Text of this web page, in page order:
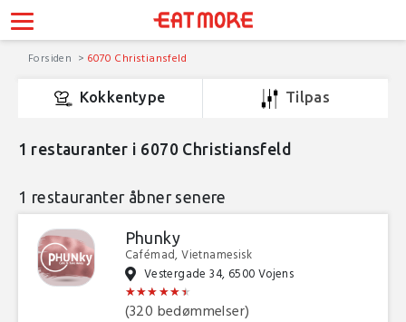
Forsiden 6070 Christiansfeld
Kokkentype Tilpas
1 restauranter i 6070 Christiansfeld
1 restauranter åbner senere
Phunky
Cafémad, Vietnamesisk
Vestergade 34, 6500 Vojens
★★★★★★
★★★★★★
(320 bedømmelser)